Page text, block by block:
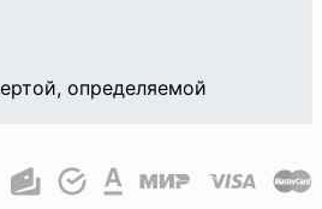
определяемой